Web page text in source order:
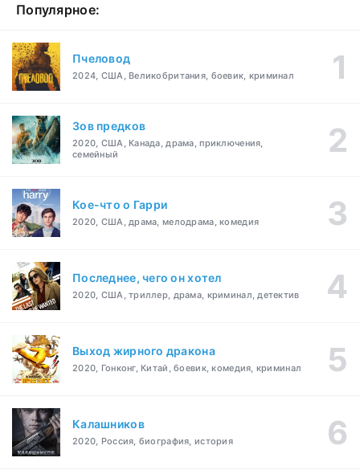
Популярное:
Пчеловод
2024, США, Великобритания, боевик, криминал
Зов предков
2020, США, Канада, драма, приключения,
семейный
Кое-что о Гарри
2020, США, драма, мелодрама, комедия
Последнее, чего он хотел
2020, США, триллер, драма, криминал, детектив
Выход жирного дракона
2020, Гонконг, Китай, боевик, комедия, криминал
Калашников
2020, Россия, биография, история